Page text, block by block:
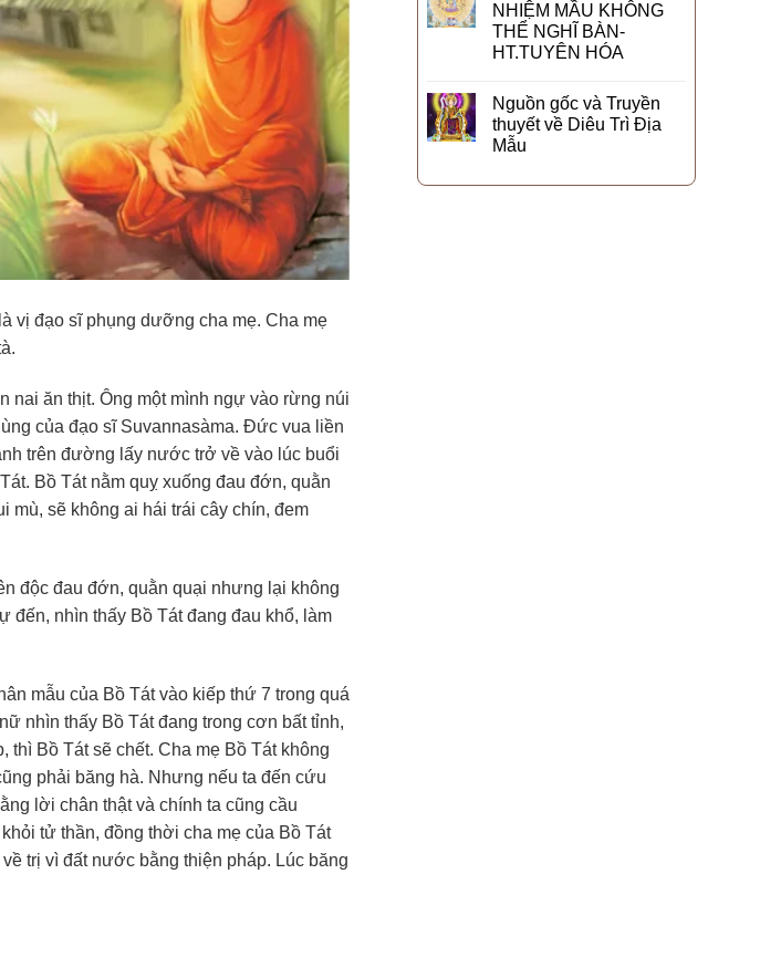
vị đạo sĩ phụng dưỡng cha mẹ. Cha mẹ
nai ăn thịt. Ông một mình ngự vào rừng núi
của đạo sĩ Suvannasàma. Đức vua liền
trên đường lấy nước trở về vào lúc buổi
Bồ Tát nằm quỵ xuống đau đớn, quằn
mù, sẽ không ai hái trái cây chín, đem
độc đau đớn, quằn quại nhưng lại không
đến, nhìn thấy Bồ Tát đang đau khổ, làm
mẫu của Bồ Tát vào kiếp thứ 7 trong quá
nhìn thấy Bồ Tát đang trong cơn bất tỉnh,
thì Bồ Tát sẽ chết. Cha mẹ Bồ Tát không
phải băng hà. Nhưng nếu ta đến cứu
lời chân thật và chính ta cũng cầu
tử thần, đồng thời cha mẹ của Bồ Tát
trị vì đất nước bằng thiện pháp. Lúc băng
NHIỆM MẦU KHÔNG
THỂ NGHĨ BÀN-
HT.TUYÊN HÓA
Nguồn gốc và Truyền
thuyết về Diêu Trì Địa
Mẫu